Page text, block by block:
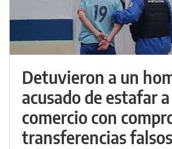
Detuvieron a un
acusado de estafar
comercio con
transferencias falsos